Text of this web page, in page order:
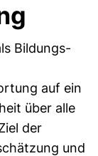
Bildungs-
auf ein
über alle
der
und